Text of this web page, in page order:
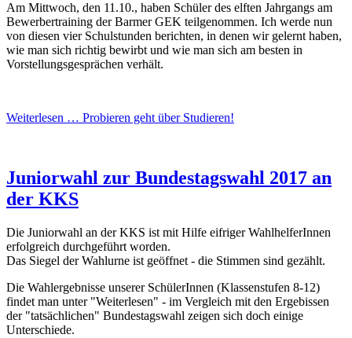
Am Mittwoch, den 11.10., haben Schüler des elften Jahrgangs am
Bewerbertraining der Barmer GEK teilgenommen. Ich werde nun
von diesen vier Schulstunden berichten, in denen wir gelernt haben,
wie man sich richtig bewirbt und wie man sich am besten in
Vorstellungsgesprächen verhält.
Weiterlesen … Probieren geht über Studieren!
Juniorwahl zur Bundestagswahl 2017 an
der KKS
Die Juniorwahl an der KKS ist mit Hilfe eifriger WahlhelferInnen
erfolgreich durchgeführt worden.
Das Siegel der Wahlurne ist geöffnet - die Stimmen sind gezählt.
Die Wahlergebnisse unserer SchülerInnen (Klassenstufen 8-12)
findet man unter "Weiterlesen" - im Vergleich mit den Ergebissen
der "tatsächlichen" Bundestagswahl zeigen sich doch einige
Unterschiede.